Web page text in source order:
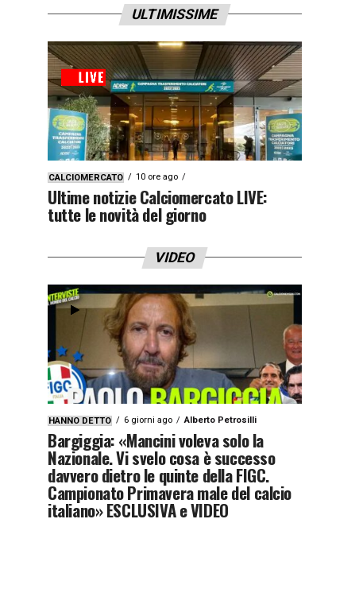
ULTIMISSIME
CALCIOMERCATO 10 ore ago
Ultime notizie Calciomercato LIVE:
tutte le novità del giorno
VIDEO
HANNO DETTO 6 giorni ago Alberto Petrosilli
Bargiggia: «Mancini voleva solo la
Nazionale. Vi svelo cosa è successo
davvero dietro le quinte della FIGC.
Campionato Primavera male del calcio
italiano» ESCLUSIVA e VIDEO